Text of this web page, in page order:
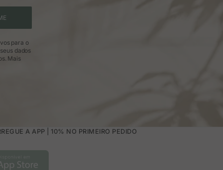
para o
dados
Mais
A APP | 10% NO PRIMEIRO PEDIDO